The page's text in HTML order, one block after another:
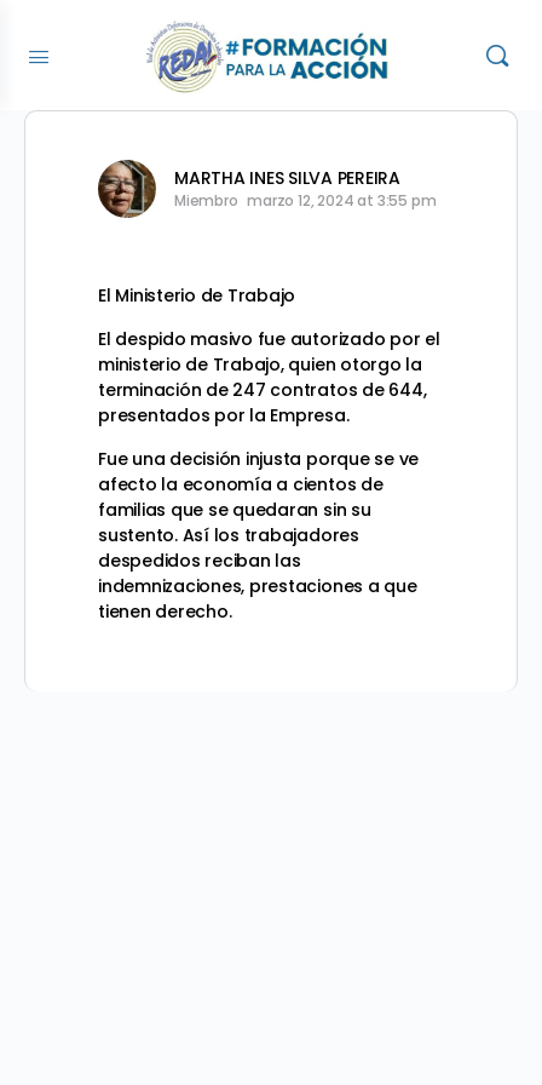
MARTHA INES SILVA PEREIRA
Miembro marzo 12, 2024 at 3:55 pm
El Ministerio de Trabajo
El despido masivo fue autorizado por el
ministerio de Trabajo, quien otorgo la
terminación de 247 contratos de 644,
presentados por la Empresa.
Fue una decisión injusta porque se ve
afecto la economía a cientos de
familias que se quedaran sin su
sustento. Así los trabajadores
despedidos reciban las
indemnizaciones, prestaciones a que
tienen derecho.